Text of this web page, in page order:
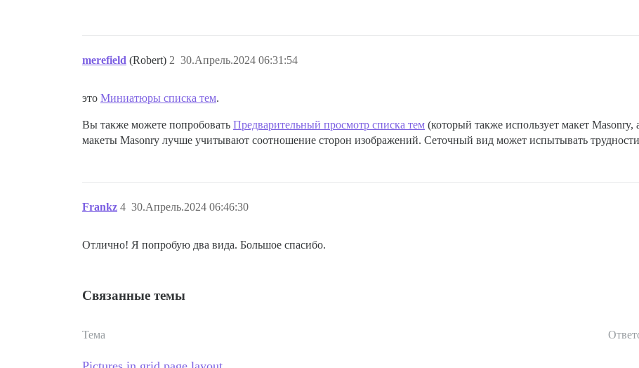
merefield (Robert) 30.Апрель.2024 06:31:54
2
это Миниатюры списка тем.
Вы также можете попробовать Предварительный просмотр списка тем (который также использует макет
макеты Masonry лучше учитывают соотношение сторон изображений. Сеточный вид может испытывать
Frankz 30.Апрель.2024 06:46:30
4
Отлично! Я попробую два вида. Большое спасибо.
Связанные темы
Тема